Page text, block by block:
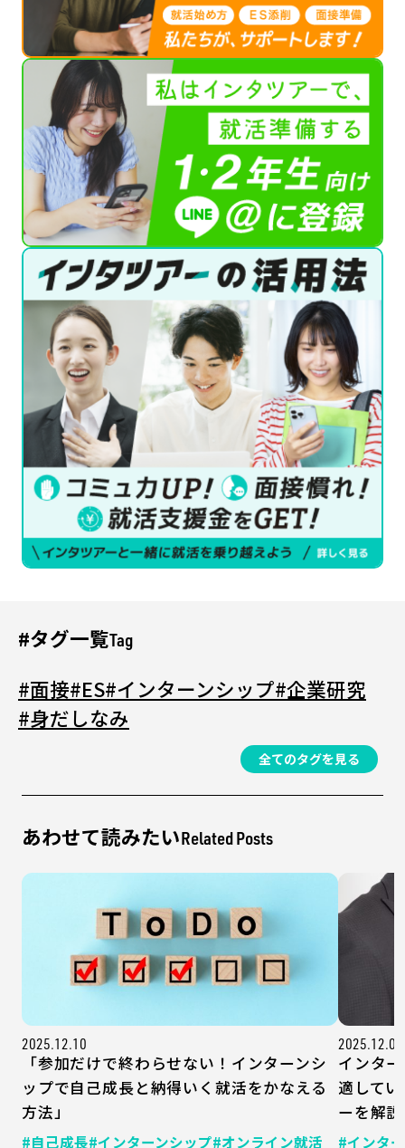
Tag
#タグ一覧
#面接#ES#インターンシップ#企業研究
#身だしなみ
全てのタグを見る
Related Posts
あわせて読みたい
2025.12.10
「参加だけで終わらせない！インターンシ
ップで自己成長と納得いく就活をかなえる
方法」
#自己成長#インターンシップ#オンライン就活
2025.12.09
インタ
適して
ーを解
#インタ